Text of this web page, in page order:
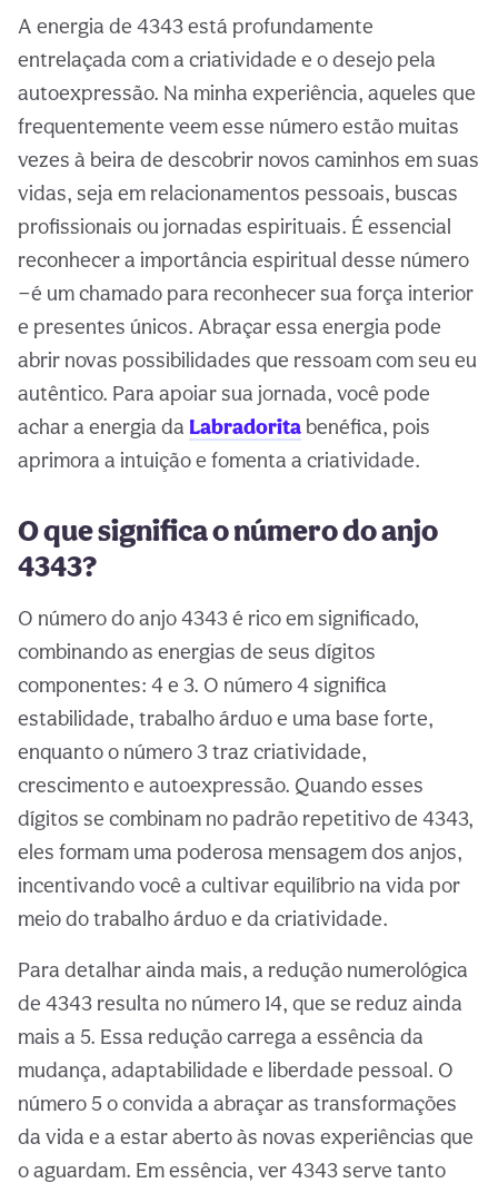
A energia de 4343 está profundamente
entrelaçada com a criatividade e o desejo pela
autoexpressão. Na minha experiência, aqueles que
frequentemente veem esse número estão muitas
vezes à beira de descobrir novos caminhos em suas
vidas, seja em relacionamentos pessoais, buscas
profissionais ou jornadas espirituais. É essencial
reconhecer a importância espiritual desse número
—é um chamado para reconhecer sua força interior
e presentes únicos. Abraçar essa energia pode
abrir novas possibilidades que ressoam com seu eu
autêntico. Para apoiar sua jornada, você pode
achar a energia da Labradorita benéfica, pois
aprimora a intuição e fomenta a criatividade.
O que significa o número do anjo
4343?
O número do anjo 4343 é rico em significado,
combinando as energias de seus dígitos
componentes: 4 e 3. O número 4 significa
estabilidade, trabalho árduo e uma base forte,
enquanto o número 3 traz criatividade,
crescimento e autoexpressão. Quando esses
dígitos se combinam no padrão repetitivo de 4343,
eles formam uma poderosa mensagem dos anjos,
incentivando você a cultivar equilíbrio na vida por
meio do trabalho árduo e da criatividade.
Para detalhar ainda mais, a redução numerológica
de 4343 resulta no número 14, que se reduz ainda
mais a 5. Essa redução carrega a essência da
mudança, adaptabilidade e liberdade pessoal. O
número 5 o convida a abraçar as transformações
da vida e a estar aberto às novas experiências que
o aguardam. Em essência, ver 4343 serve tanto